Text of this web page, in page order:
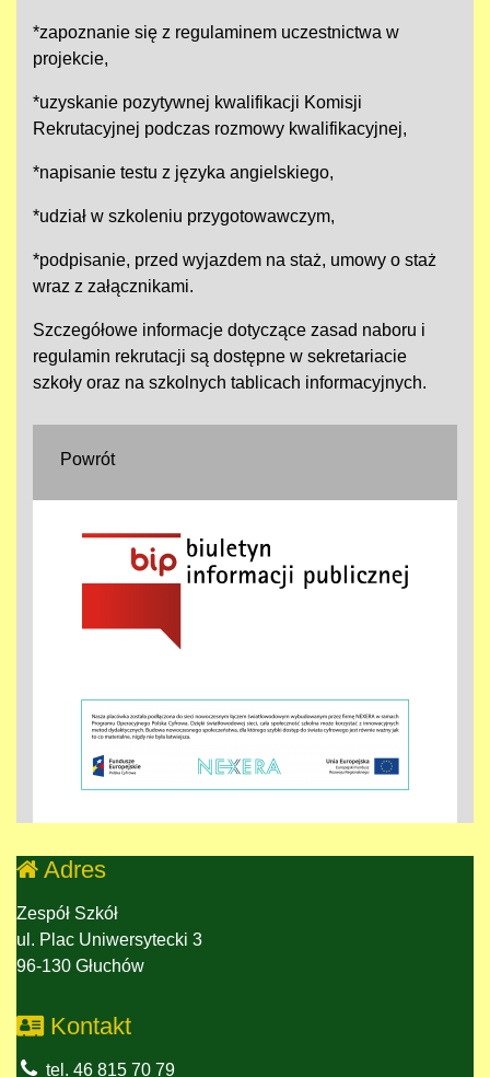
*zapoznanie się z regulaminem uczestnictwa w
projekcie,
*uzyskanie pozytywnej kwalifikacji Komisji
Rekrutacyjnej podczas rozmowy kwalifikacyjnej,
*napisanie testu z języka angielskiego,
*udział w szkoleniu przygotowawczym,
*podpisanie, przed wyjazdem na staż, umowy o staż
wraz z załącznikami.
Szczegółowe informacje dotyczące zasad naboru i
regulamin rekrutacji są dostępne w sekretariacie
szkoły oraz na szkolnych tablicach informacyjnych.
Powrót
Adres
Zespół Szkół
ul. Plac Uniwersytecki 3
96-130 Głuchów
Kontakt
tel. 46 815 70 79